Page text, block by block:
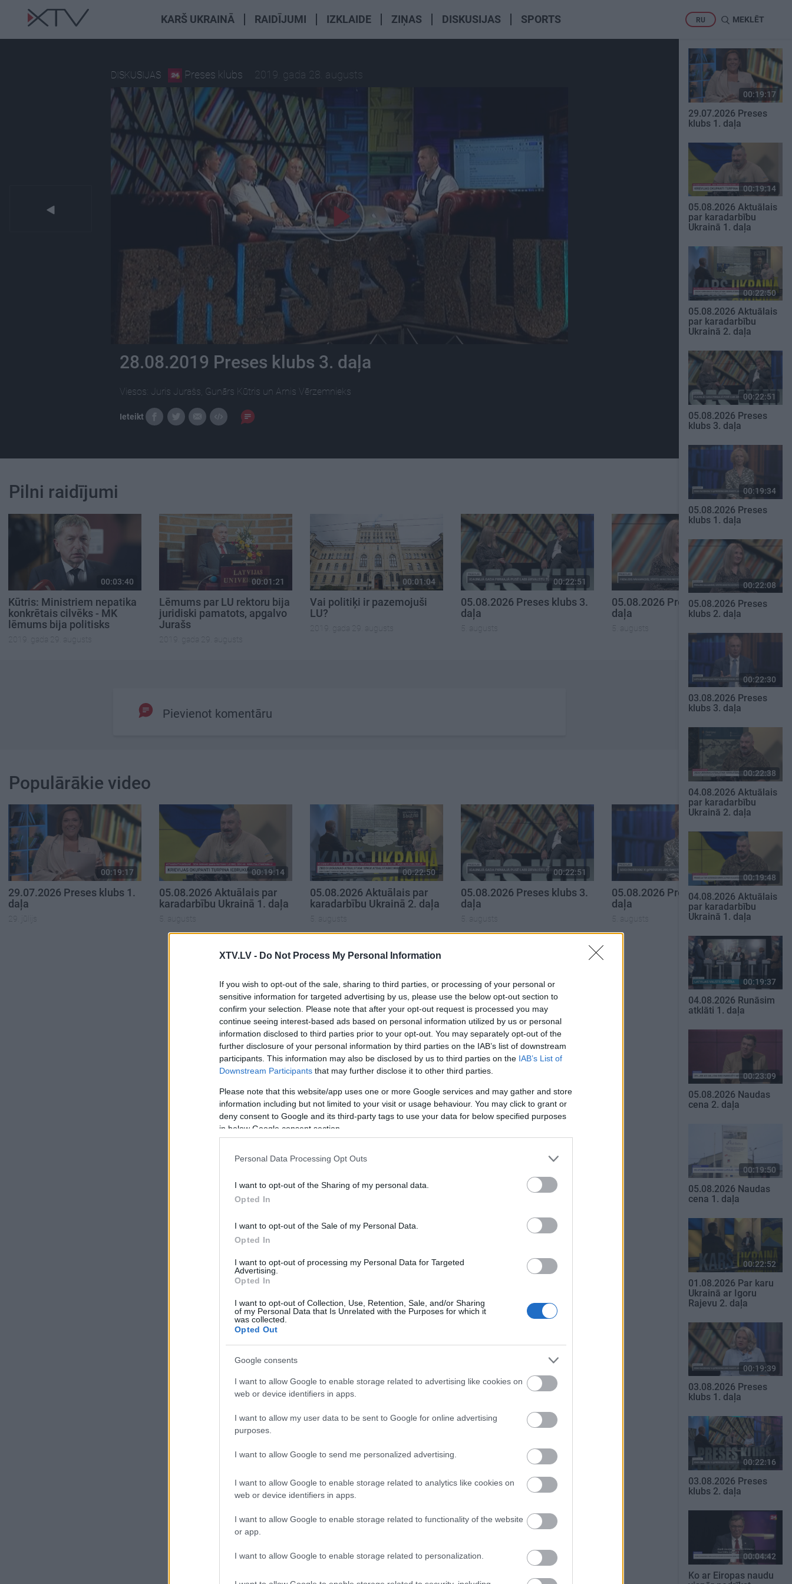
XTV.LV - Do Not Process My Personal Information
If you wish to opt-out of the sale, sharing to third parties, or processing of your personal or
sensitive information for targeted advertising by us, please use the below opt-out section to
confirm your selection. Please note that after your opt-out request is processed you may
continue seeing interest-based ads based on personal information utilized by us or personal
information disclosed to third parties prior to your opt-out. You may separately opt-out of the
further disclosure of your personal information by third parties on the IAB’s list of downstream
participants. This information may also be disclosed by us to third parties on the IAB’s List of
Downstream Participants that may further disclose it to other third parties.
Please note that this website/app uses one or more Google services and may gather and store
information including but not limited to your visit or usage behaviour. You may click to grant or
deny consent to Google and its third-party tags to use your data for below specified purposes
in below Google consent section.
Personal Data Processing Opt Outs
I want to opt-out of the Sharing of my personal data.
Opted In
I want to opt-out of the Sale of my Personal Data.
Opted In
I want to opt-out of processing my Personal Data for Targeted
Advertising.
Opted In
I want to opt-out of Collection, Use, Retention, Sale, and/or Sharing
of my Personal Data that Is Unrelated with the Purposes for which it
was collected.
Opted Out
Google consents
I want to allow Google to enable storage related to advertising like cookies on
web or device identifiers in apps.
I want to allow my user data to be sent to Google for online advertising
purposes.
I want to allow Google to send me personalized advertising.
I want to allow Google to enable storage related to analytics like cookies on
web or device identifiers in apps.
I want to allow Google to enable storage related to functionality of the website
or app.
I want to allow Google to enable storage related to personalization.
KARŠ UKRAINĀ RAIDĪJUMI IZKLAIDE ZIŅAS DISKUSIJAS SPORTS RU MEKLĒT
DISKUSIJAS Preses klubs 2019. gada 28. augusts
28.08.2019 Preses klubs 3. daļa
Viesos: Juris Jurašs, Gunārs Kūtris un Arnis Vērzemnieks
Ieteikt
Pilni raidījumi
00:03:40
Kūtris: Ministriem nepatika
konkrētais cilvēks - MK
lēmums bija politisks
2019. gada 29. augusts
00:01:21
Lēmums par LU rektoru bija
juridiski pamatots, apgalvo
Jurašs
2019. gada 29. augusts
00:01:04
Vai politiķi ir pazemojuši
LU?
2019. gada 29. augusts
00:22:51
05.08.2026 Preses klubs 3.
daļa
5. augusts
05.08.2026 Preses klubs 2.
daļa
5. augusts
Pievienot komentāru
Populārākie video
00:19:17
29.07.2026 Preses klubs 1.
daļa
29. jūlijs
00:19:14
05.08.2026 Aktuālais par
karadarbību Ukrainā 1. daļa
5. augusts
00:22:50
05.08.2026 Aktuālais par
karadarbību Ukrainā 2. daļa
5. augusts
00:22:51
05.08.2026 Preses klubs 3.
daļa
5. augusts
00:19:34
05.08.2026 Preses klubs 1.
daļa
5. augusts
SKATĪT VISUS
00:19:17
29.07.2026 Preses
klubs 1. daļa
00:19:14
05.08.2026 Aktuālais
par karadarbību
Ukrainā 1. daļa
00:22:50
05.08.2026 Aktuālais
par karadarbību
Ukrainā 2. daļa
00:22:51
05.08.2026 Preses
klubs 3. daļa
00:19:34
05.08.2026 Preses
klubs 1. daļa
00:22:08
05.08.2026 Preses
klubs 2. daļa
00:22:30
03.08.2026 Preses
klubs 3. daļa
00:22:38
04.08.2026 Aktuālais
par karadarbību
Ukrainā 2. daļa
00:19:48
04.08.2026 Aktuālais
par karadarbību
Ukrainā 1. daļa
00:19:37
04.08.2026 Runāsim
atklāti 1. daļa
00:23:09
05.08.2026 Naudas
cena 2. daļa
00:19:50
05.08.2026 Naudas
cena 1. daļa
00:22:52
01.08.2026 Par karu
Ukrainā ar Igoru
Rajevu 2. daļa
00:19:39
03.08.2026 Preses
klubs 1. daļa
00:22:16
03.08.2026 Preses
klubs 2. daļa
00:04:42
Ko ar Eiropas naudu